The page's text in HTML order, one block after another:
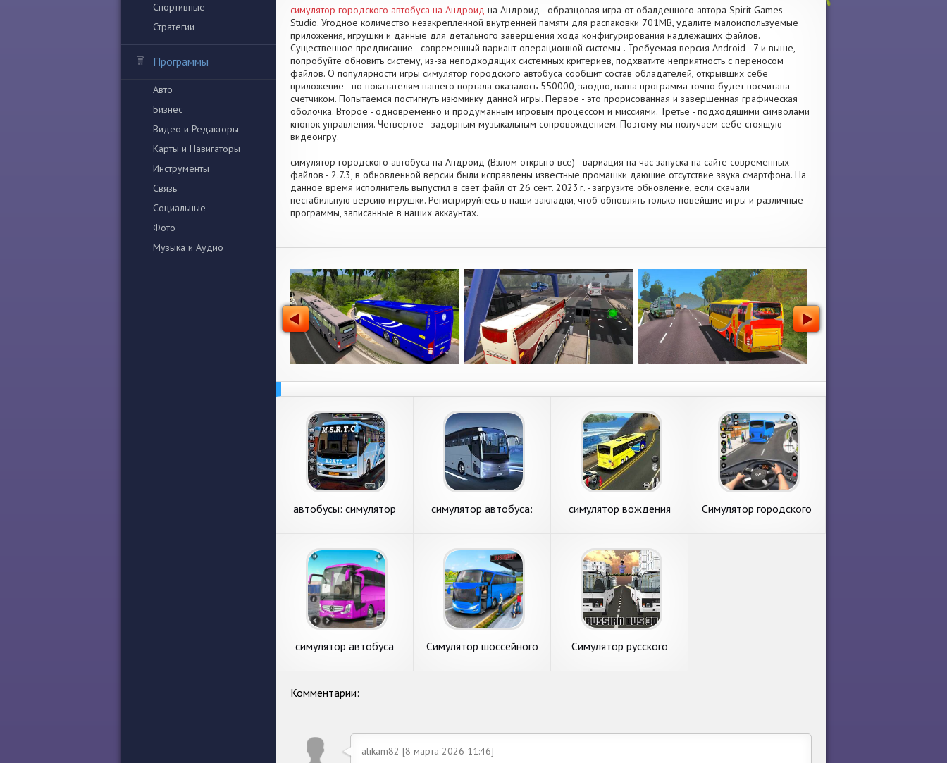
Спортивные
Стратегии
Программы
Авто
Бизнес
Видео и Редакторы
Карты и Навигаторы
Инструменты
Связь
Социальные
Фото
Музыка и Аудио
симулятор городского автобуса на Андроид на Андроид - образцовая игра от обалденного автора Spirit Games
Studio. Угодное количество незакрепленной внутренней памяти для распаковки 701MB, удалите малоиспользуемые
приложения, игрушки и данные для детального завершения хода конфигурирования надлежащих файлов.
Существенное предписание - современный вариант операционной системы . Требуемая версия Android - 7 и выше,
попробуйте обновить систему, из-за неподходящих системных критериев, подхватите неприятность с переносом
файлов. О популярности игры симулятор городского автобуса сообщит состав обладателей, открывших себе
приложение - по показателям нашего портала оказалось 550000, заодно, ваша программа точно будет посчитана
счетчиком. Попытаемся постигнуть изюминку данной игры. Первое - это прорисованная и завершенная графическая
оболочка. Второе - одновременно и продуманным игровым процессом и миссиями. Третье - подходящими символами
кнопок управления. Четвертое - задорным музыкальным сопровождением. Поэтому мы получаем себе стоящую
видеоигру.
симулятор городского автобуса на Андроид (Взлом открыто все) - вариация на час запуска на сайте современных
файлов - 2.7.3, в обновленной версии были исправлены известные промашки дающие отсутствие звука смартфона. На
данное время исполнитель выпустил в свет файл от 26 сент. 2023 г. - загрузите обновление, если скачали
нестабильную версию игрушки. Регистрируйтесь в наши закладки, чтоб обновлять только новейшие игры и различные
программы, записанные в наших аккаунтах.
автобусы: симулятор
симулятор автобуса:
симулятор вождения
Симулятор городского
симулятор автобуса
Симулятор шоссейного
Симулятор русского
Комментарии:
alikam82 [8 марта 2026 11:46]